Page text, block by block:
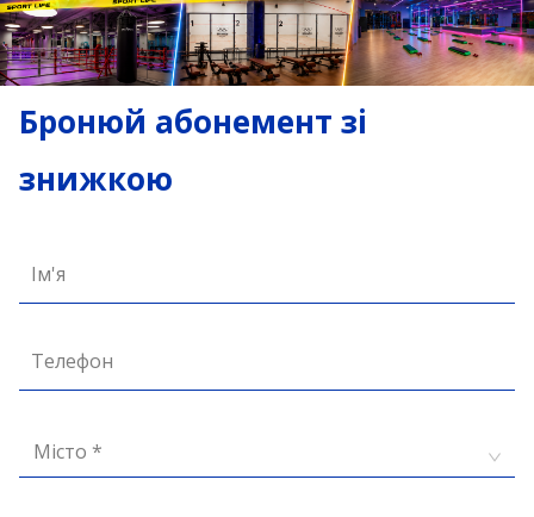
Бронюй абонемент зі
знижкою
Ім'я
Телефон
Місто *